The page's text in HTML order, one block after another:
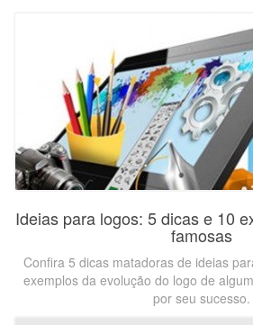
Ideias para logos: 5 dicas e 10
famosas
Confira 5 dicas matadoras de ideias
exemplos da evolução do logo de
por seu sucesso.